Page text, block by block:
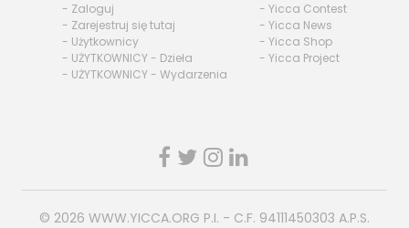
- Zaloguj
- Zarejestruj się tutaj
- Użytkownicy
- UŻYTKOWNICY - Dzieła
- UŻYTKOWNICY - Wydarzenia
- Yicca Contest
- Yicca News
- Yicca Shop
- Yicca Project
© 2026 WWW.YICCA.ORG P.I. - C.F. 94111450303 A.P.S.